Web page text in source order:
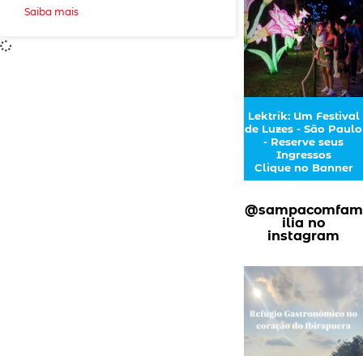
Saiba mais
Lektrik: Um Festival
de Luzes - São Paulo
- Reserve seus
Ingressos
Clique no Banner
@sampacomfam
ilia no
instagram